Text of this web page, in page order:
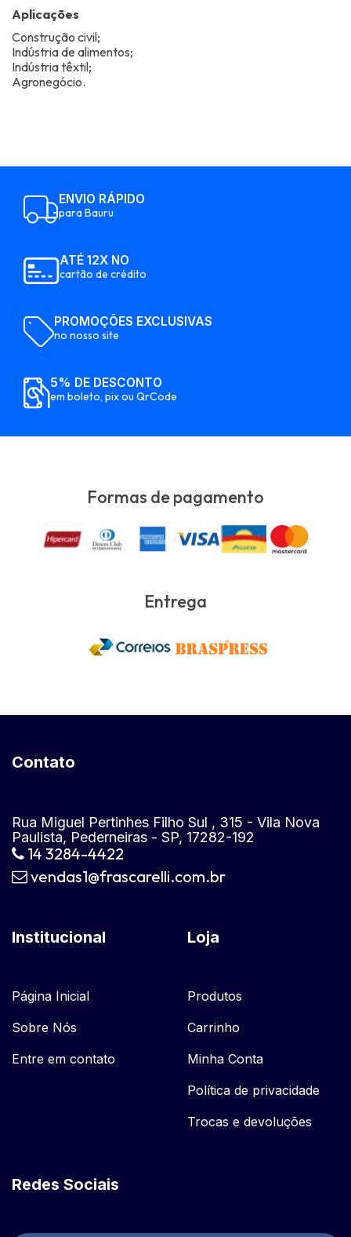
Aplicações
Construção civil;
Indústria de alimentos;
Indústria têxtil;
Agronegócio.
ENVIO RÁPIDO
para Bauru
ATÉ 12X NO
cartão de crédito
PROMOÇÕES EXCLUSIVAS
no nosso site
5% DE DESCONTO
em boleto, pix ou QrCode
Formas de pagamento
Entrega
Contato
Rua Miguel Pertinhes Filho Sul , 315 - Vila Nova
Paulista, Pederneiras - SP, 17282-192
14 3284-4422
vendas1@frascarelli.com.br
Institucional
Página Inicial
Sobre Nós
Entre em contato
Loja
Produtos
Carrinho
Minha Conta
Política de privacidade
Trocas e devoluções
Redes Sociais